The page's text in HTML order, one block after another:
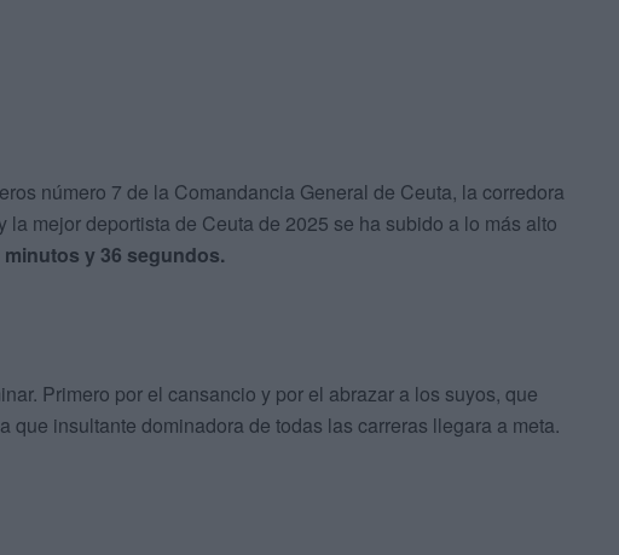
número 7 de la Comandancia General de Ceuta, la corredora
mejor deportista de Ceuta de 2025 se ha subido a lo más alto
minutos y 36 segundos.
Primero por el cansancio y por el abrazar a los suyos, que
que insultante dominadora de todas las carreras llegara a meta.